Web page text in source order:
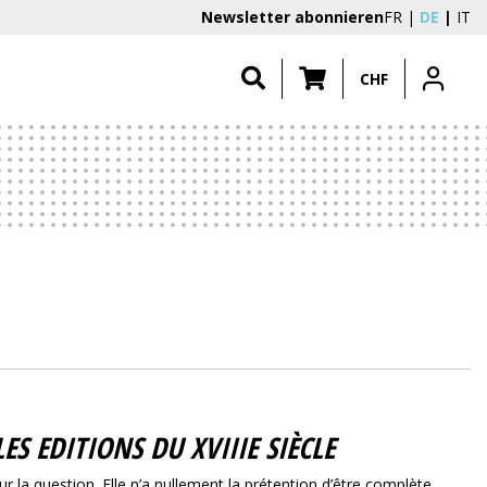
Newsletter abonnierenFR DE IT
CHF
EDITIONS DU XVIIIE SIÈCLE